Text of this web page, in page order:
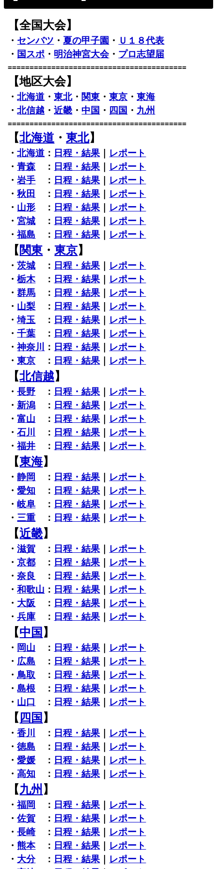
【全国大会】
・ センバツ ・ 夏の甲子園 ・ Ｕ１８代表
・ 国スポ ・ 明治神宮大会・ プロ志望届
=========================================
【地区大会】
・北海道 ・東北・ 関東・東京 ・東海
・北信越 ・近畿 ・ 中国 ・ 四国 ・ 九州
=========================================
【北海道・東北】
・北海道 ： 日程・結果｜ レポート
・青森： 日程・結果｜ レポート
・岩手 ： 日程・結果｜ レポート
・秋田 ： 日程・結果｜ レポート
・ 山形 ： 日程・結果｜ レポート
・宮城 ： 日程・結果｜ レポート
・福島 ： 日程・結果｜ レポート
【 関東・東京】
・茨城 ： 日程・結果｜ レポート
・栃木： 日程・結果｜ レポート
・群馬 ： 日程・結果｜ レポート
・ 山梨 ： 日程・結果｜ レポート
・埼玉 ： 日程・結果｜ レポート
・千葉 ： 日程・結果｜ レポート
・神奈川 ： 日程・結果｜ レポート
・東京 ： 日程・結果｜ レポート
【北信越】
・長野 ： 日程・結果｜ レポート
・新潟 ： 日程・結果｜ レポート
・富山 ： 日程・結果｜ レポート
・石川 ： 日程・結果｜ レポート
・福井 ： 日程・結果｜ レポート
【東海】
・静岡 ： 日程・結果｜ レポート
・愛知 ： 日程・結果｜ レポート
・岐阜 ： 日程・結果｜ レポート
・三重 ： 日程・結果｜ レポート
【近畿】
・滋賀 ： 日程・結果｜ レポート
・京都 ： 日程・結果｜ レポート
・奈良 ： 日程・結果｜ レポート
・和歌山 ： 日程・結果｜ レポート
・ 大阪 ： 日程・結果｜ レポート
・兵庫 ： 日程・結果｜ レポート
【中国 】
・ 岡山 ： 日程・結果｜ レポート
・ 広島 ： 日程・結果｜ レポート
・鳥取 ： 日程・結果｜ レポート
・島根 ： 日程・結果｜ レポート
・ 山口 ： 日程・結果｜ レポート
【 四国 】
・香川 ： 日程・結果｜ レポート
・徳島 ： 日程・結果｜ レポート
・愛媛 ： 日程・結果｜ レポート
・高知 ： 日程・結果｜ レポート
【九州 】
・福岡 ： 日程・結果｜ レポート
・佐賀 ： 日程・結果｜ レポート
・長崎： 日程・結果｜ レポート
・ 熊本： 日程・結果｜ レポート
・ 大分： 日程・結果｜ レポート